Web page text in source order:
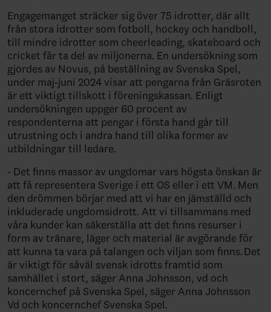
Engagemanget sträcker sig över 75 idrotter, där allt
från stora idrotter som fotboll, hockey och handboll,
till mindre idrotter som cheerleading, skateboard och
cricket får ta del av miljonerna. En undersökning som
gjordes av Novus, på beställning av Svenska Spel,
under maj-juni 2024 visar att pengarna från Gräsroten
är ett viktigt tillskott i föreningskassan. Enligt
undersökningen uppger 60 procent av
respondenterna att pengar i första hand går till
utrustning och i andra hand till olika former av
utbildningar till ledare.
- Det finns massor av ungdomar vars högsta önskan är
att få representera Sverige i ett OS eller i ett VM. Men
den drömmen börjar med att vi har en jämställd och
inkluderade ungdomsidrott. Att vi tillsammans med
våra kunder kan säkerställa att det finns resurser i
form av tränare, läger och material är avgörande för
att kunna ta vara på talangen och viljan som finns. Det
är viktigt för såväl svensk idrotts framtid som
samhället i stort, säger Anna Johnsson, vd och
koncernchef på Svenska Spel, säger Anna Johnsson
Vd och koncernchef Svenska Spel.